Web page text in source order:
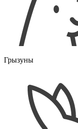
Грызуны